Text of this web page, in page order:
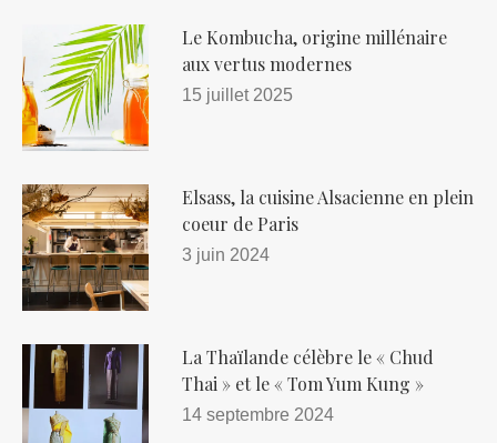
Le Kombucha, origine millénaire
aux vertus modernes
15 juillet 2025
Elsass, la cuisine Alsacienne en plein
coeur de Paris
3 juin 2024
La Thaïlande célèbre le « Chud
Thai » et le « Tom Yum Kung »
14 septembre 2024